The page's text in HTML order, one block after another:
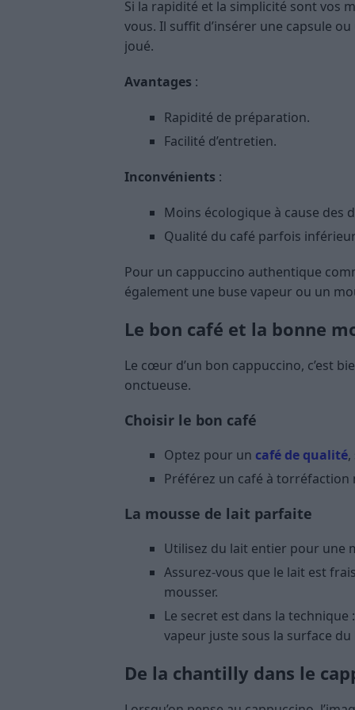
Si la rapidité et la simplicité sont vos
vous. Il suffit d’insérer une capsule
joué.
Avantages :
Rapidité de préparation.
Facilité d’entretien.
Inconvénients :
Moins écologique à cause des
Qualité du café parfois
Pour un cappuccino authentique
également une buse vapeur ou un
Le bon café et la bonne
Le cœur d’un bon cappuccino, c’est
onctueuse.
Choisir le bon café
Optez pour un café de qualité
Préférez un café à
La mousse de lait parfaite
Utilisez du lait entier pour une
Assurez-vous que le lait est
mousser.
Le secret est dans la
vapeur juste sous la surface
De la chantilly dans le